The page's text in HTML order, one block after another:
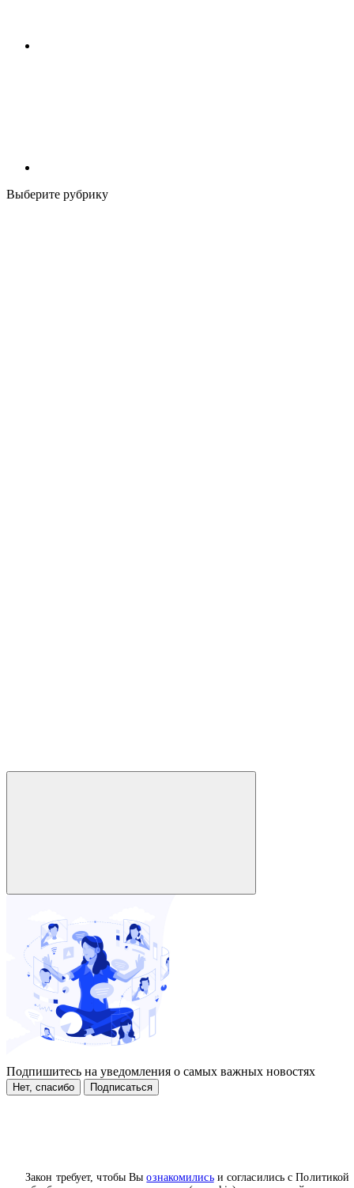
Закон требует, чтобы Выознакомилисьи согласились с Политикой
Выберите рубрику
Подпишитесь на уведомления о самых важных новостях
Нет, спасибо Подписаться